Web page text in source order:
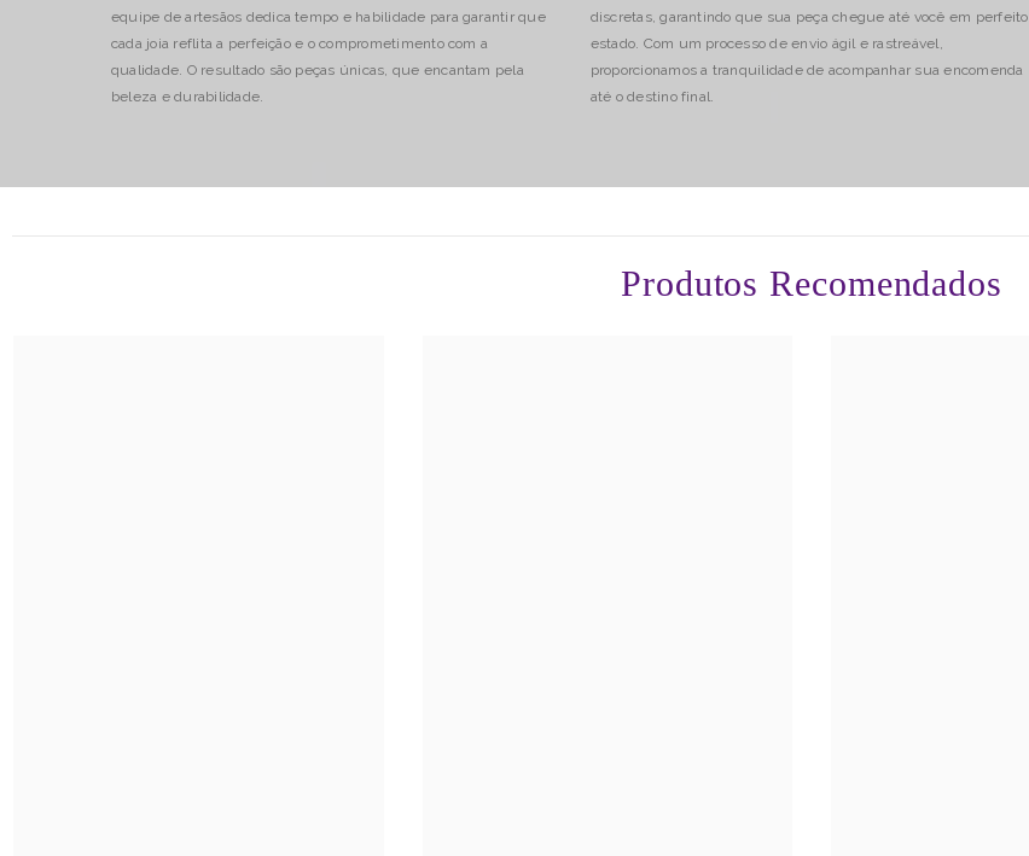
equipe de artesãos dedica tempo e habilidade para garantir que
cada joia reflita a perfeição e o comprometimento com a
qualidade. O resultado são peças únicas, que encantam pela
beleza e durabilidade.
discretas, garantindo que sua peça chegue até você em perfeito
estado. Com um processo de envio ágil e rastreável,
proporcionamos a tranquilidade de acompanhar sua encomenda
até o destino final.
Produtos Recomendados